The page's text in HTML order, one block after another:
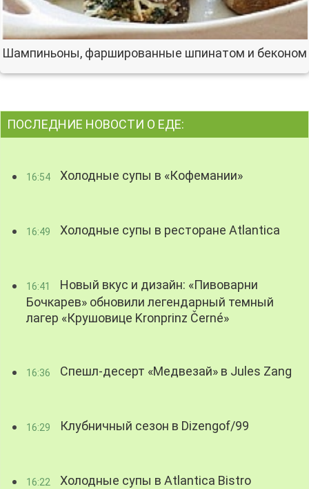
Шампиньоны, фаршированные шпинатом и беконом
ПОСЛЕДНИЕ НОВОСТИ О ЕДЕ:
16:54 Холодные супы в «Кофемании»
16:49 Холодные супы в ресторане Atlantica
16:41
Новый вкус и дизайн: «Пивоварни
Бочкарев» обновили легендарный темный
лагер «Крушовице Kronprinz Černé»
16:36 Спешл-десерт «Медвезай» в Jules Zang
16:29 Клубничный сезон в Dizengof/99
16:22 Холодные супы в Atlantica Bistro